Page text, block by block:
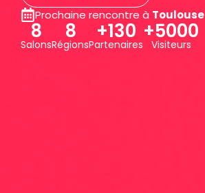
Prochaine rencontre à Toulouse
8
Salons
8
Régions
+130
Partenaires
+5000
Visiteurs